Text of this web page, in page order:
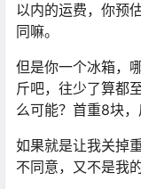
以内的运费，你预
同嘛。
但是你一个冰箱，
斤吧，往少了算都
么可能？首重8块，
如果就是让我关掉
不同意，又不是我